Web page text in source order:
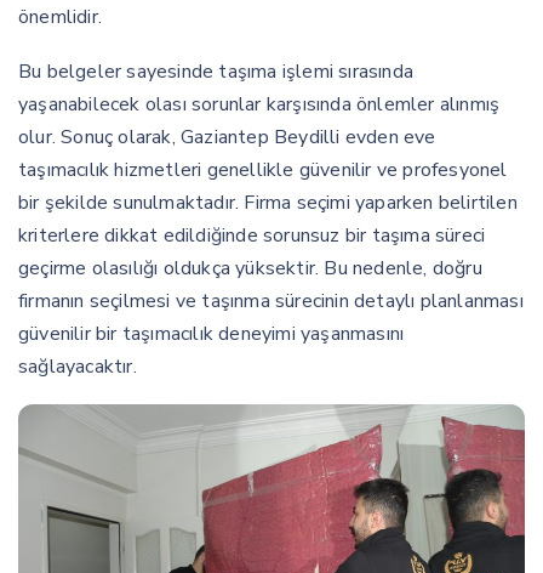
önemlidir.
Bu belgeler sayesinde taşıma işlemi sırasında
yaşanabilecek olası sorunlar karşısında önlemler alınmış
olur. Sonuç olarak, Gaziantep Beydilli evden eve
taşımacılık hizmetleri genellikle güvenilir ve profesyonel
bir şekilde sunulmaktadır. Firma seçimi yaparken belirtilen
kriterlere dikkat edildiğinde sorunsuz bir taşıma süreci
geçirme olasılığı oldukça yüksektir. Bu nedenle, doğru
firmanın seçilmesi ve taşınma sürecinin detaylı planlanması
güvenilir bir taşımacılık deneyimi yaşanmasını
sağlayacaktır.